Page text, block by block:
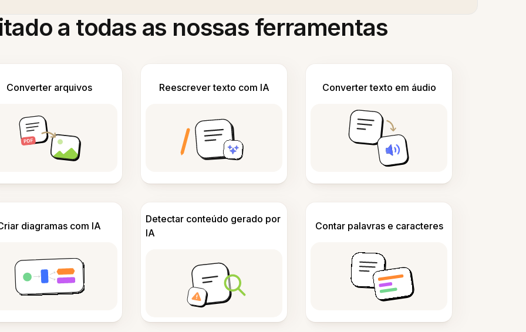
a todas as nossas ferramentas
Converter arquivos Reescrever texto com IA Converter texto em áudio
diagramas com IA
Detectar conteúdo gerado por
IA
Contar palavras e caracteres